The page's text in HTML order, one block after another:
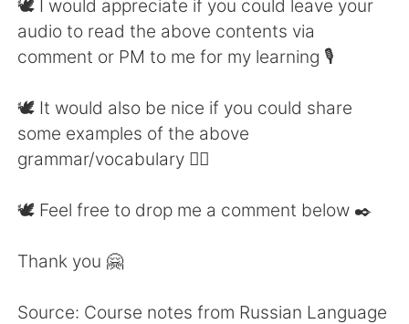
🕊 I would appreciate if you could leave your
audio to read the above contents via
comment or PM to me for my learning 🎙
🕊 It would also be nice if you could share
some examples of the above
grammar/vocabulary 👍🏼
🕊 Feel free to drop me a comment below ✒️
Thank you 🤗
Source: Course notes from Russian Language